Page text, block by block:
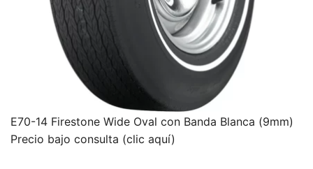
E70-14 Firestone Wide Oval con Banda Blanca (9mm)
Precio bajo consulta (clic aquí)